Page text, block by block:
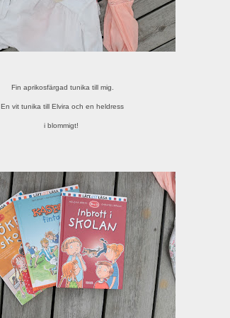
Fin aprikosfärgad tunika till mig.
En vit tunika till Elvira och en heldress
i blommigt!